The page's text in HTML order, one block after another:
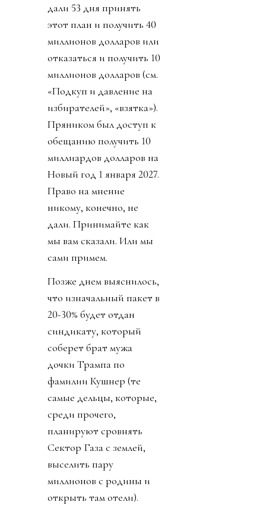
дали 53 дня принять
этот план и получить 40
миллионов долларов или
отказаться и получить 10
миллионов долларов (см.
«Подкуп и давление на
избирателей», «взятка»).
Пряником был доступ к
обещанию получить 10
миллиардов долларов на
Новый год 1 января 2027.
Право на мнение
никому, конечно, не
дали. Принимайте как
мы вам сказали. Или мы
сами примем.
Позже днем выяснилось,
что изначальный пакет в
20-30% будет отдан
синдикату, который
соберет брат мужа
дочки Трампа по
фамилии Кушнер (те
самые дельцы, которые,
среди прочего,
планируют сровнять
Сектор Газа с землей,
выселить пару
миллионов с родины и
открыть там отели).